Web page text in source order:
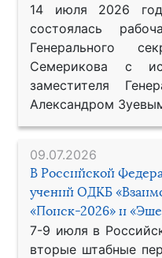
14 июля 2026
состоялась
Генерального
Семерикова с
заместителя
Александром
09.07.2026
В Российской
учений ОДКБ
«Поиск-2026» и
7-9 июля в
вторые штабные